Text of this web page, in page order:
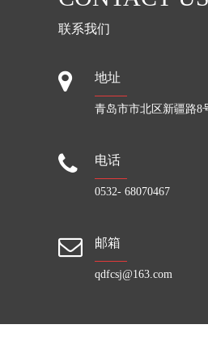
联系我们
地址
青岛市市北区新疆路8
电话
0532- 68070467
邮箱
qdfcsj@163.com